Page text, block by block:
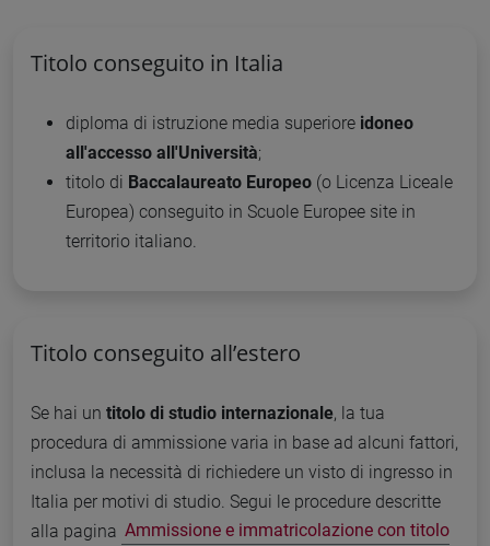
Titolo conseguito in Italia
diploma di istruzione media superiore idoneo
all'accesso all'Università;
titolo di Baccalaureato Europeo (o Licenza Liceale
Europea) conseguito in Scuole Europee site in
territorio italiano.
Titolo conseguito all’estero
Se hai un titolo di studio internazionale, la tua
procedura di ammissione varia in base ad alcuni fattori,
inclusa la necessità di richiedere un visto di ingresso in
Italia per motivi di studio. Segui le procedure descritte
alla pagina Ammissione e immatricolazione con titolo